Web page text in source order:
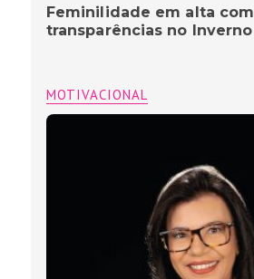
Feminilidade em alta com
transparências no Inverno
MOTIVACIONAL